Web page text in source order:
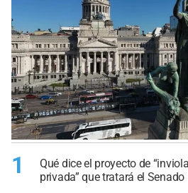
1
Qué dice el proyecto de
privada” que tratará el Senado